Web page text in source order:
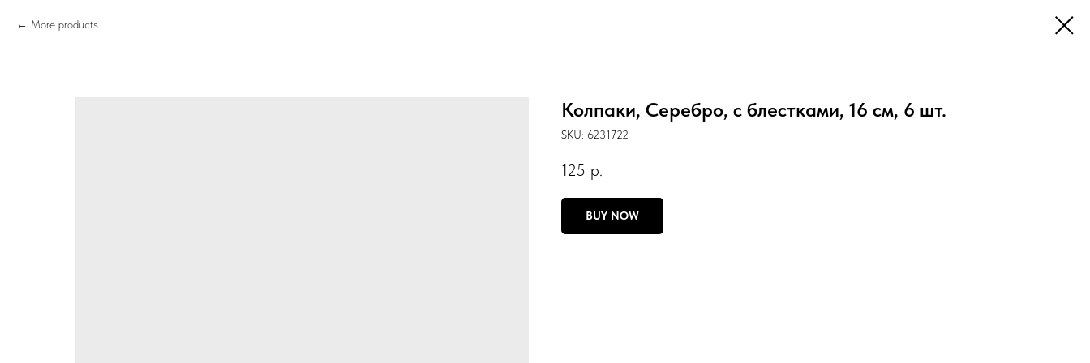
More products
Колпаки, Серебро, с блестками, 16 см, 6 шт.
SKU: 6231722
125 р.
BUY NOW